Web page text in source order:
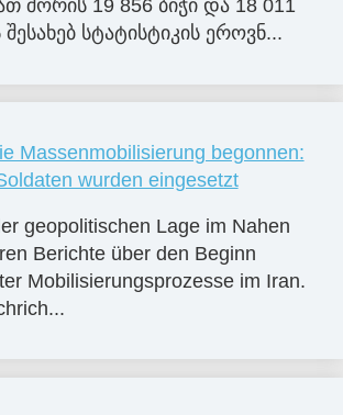
შორის 19 856 ბიჭი და 18 011
სტატისტიკის ეროვნ...
Massenmobilisierung begonnen:
wurden eingesetzt
geopolitischen Lage im Nahen
Berichte über den Beginn
Mobilisierungsprozesse im Iran.